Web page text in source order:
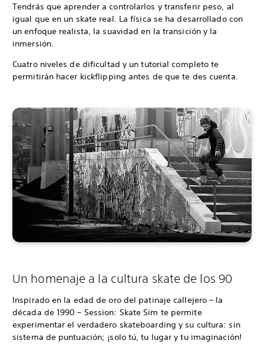
Tendrás que aprender a controlarlos y transferir peso, al
igual que en un skate real. La física se ha desarrollado con
un enfoque realista, la suavidad en la transición y la
inmersión.
Cuatro niveles de dificultad y un tutorial completo te
permitirán hacer kickflipping antes de que te des cuenta.
Un homenaje a la cultura skate de los 90
Inspirado en la edad de oro del patinaje callejero – la
década de 1990 – Session: Skate Sim te permite
experimentar el verdadero skateboarding y su cultura: sin
sistema de puntuación; ¡solo tú, tu lugar y tu imaginación!